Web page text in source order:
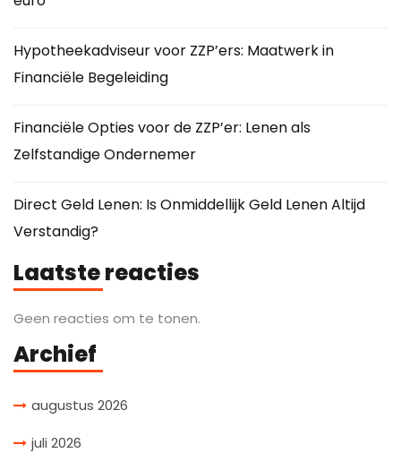
Hypotheekadviseur voor ZZP’ers: Maatwerk in
Financiële Begeleiding
Financiële Opties voor de ZZP’er: Lenen als
Zelfstandige Ondernemer
Direct Geld Lenen: Is Onmiddellijk Geld Lenen Altijd
Verstandig?
Laatste reacties
Geen reacties om te tonen.
Archief
augustus 2026
juli 2026